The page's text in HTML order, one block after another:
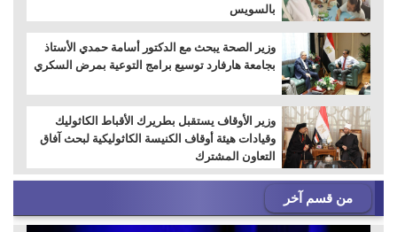
بالسويس
وزير الصحة يبحث مع الدكتور أسامة حمدي الأستاذ
بجامعة هارفارد توسيع برامج التوعية بمرض السكري
وزير الأوقاف يستقبل بطريرك الأقباط الكاثوليك
وقيادات هيئة أوقاف الكنيسة الكاثوليكية لبحث آفاق
التعاون المشترك
من قسم آخر